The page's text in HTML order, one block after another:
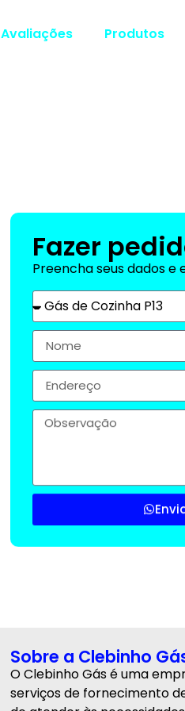
Avaliações Produtos
Fazer
Preencha seus dados
Sobre a Clebinho
O Clebinho Gás é uma
serviços de fornecimento